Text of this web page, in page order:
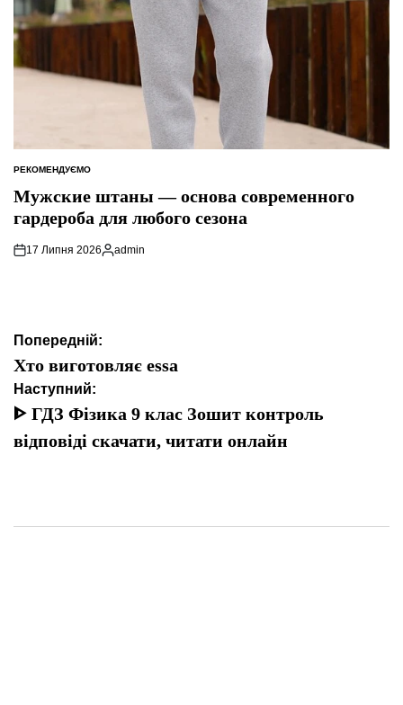
ОПУБЛІКУВАТИ
РЕКОМЕНДУЄМО
Мужские штаны — основа современного
гардероба для любого сезона
17 Липня 2026
Опубліковано
admin
Навігація
записів
Попередній:
Хто виготовляє essa
Наступний:
ᐈ ГДЗ Фізика 9 клас Зошит контроль
відповіді скачати, читати онлайн